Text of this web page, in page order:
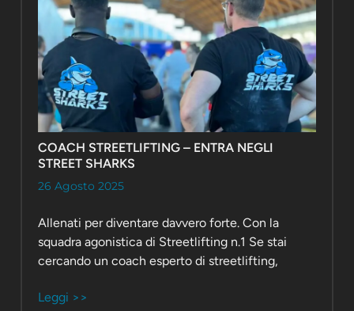
COACH STREETLIFTING – ENTRA NEGLI
STREET SHARKS
26 Agosto 2025
Allenati per diventare davvero forte. Con la
squadra agonistica di Streetlifting n.1 Se stai
cercando un coach esperto di streetlifting,
Leggi >>